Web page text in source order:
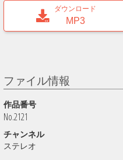
ダウンロード
MP3
ファイル情報
作品番号
No.2121
チャンネル
ステレオ